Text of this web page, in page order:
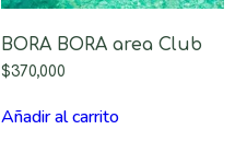
BORA BORA area Club
$370,000
Añadir al carrito